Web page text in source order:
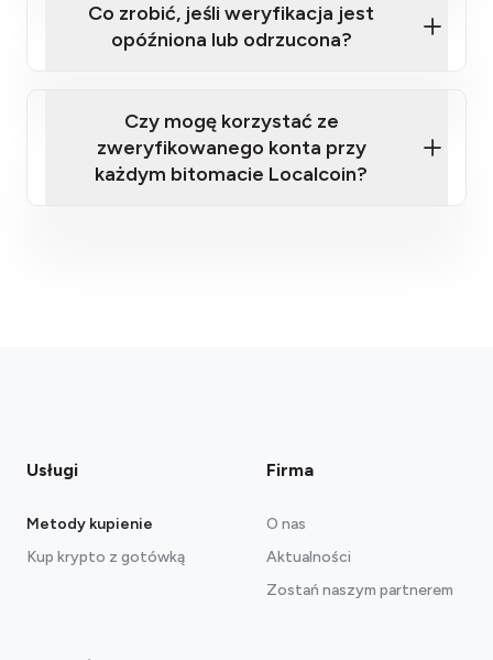
ważny dokument tożsamości ze zdjęciem
wydany przez rząd
możliwość wykonania wyraźnych zdjęć
dokumentu
Co zrobić, jeśli weryfikacja jest
opóźniona lub odrzucona?
Czy mogę korzystać ze
zweryfikowanego konta przy
każdym bitomacie Localcoin?
Usługi
Metody kupienie
Kup krypto z gotówką
Firma
O nas
Aktualności
Zostań naszym partnerem